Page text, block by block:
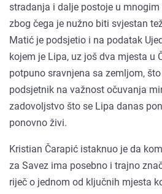
stradanja i dalje postoje u
zbog čega je nužno biti svjestan
Matić je podsjetio i na podatak
kojem je Lipa, uz još dva mjesta u
potpuno sravnjena sa zemljom,
podsjetnik na važnost očuvanja
zadovoljstvo što se Lipa danas
ponovno živi.
Kristian Čarapić istaknuo je da
za Savez ima posebno i trajno
riječ o jednom od ključnih mjesta